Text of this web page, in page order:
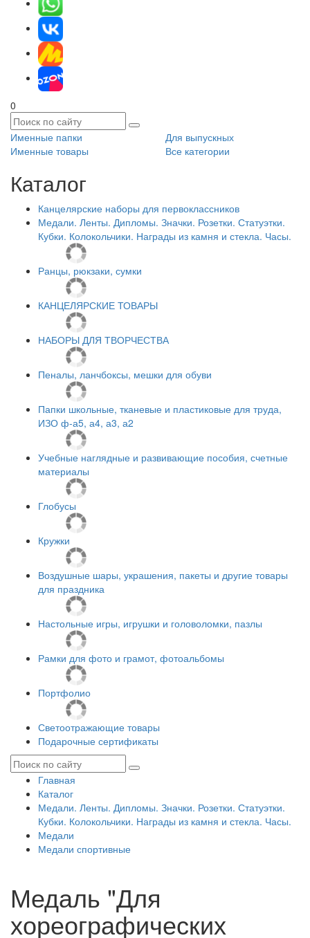
0
Именные папки
Для выпускных
Именные товары
Все категории
Каталог
Канцелярские наборы для первоклассников
Медали. Ленты. Дипломы. Значки. Розетки. Статуэтки.
Кубки. Колокольчики. Награды из камня и стекла. Часы.
Ранцы, рюкзаки, сумки
КАНЦЕЛЯРСКИЕ ТОВАРЫ
НАБОРЫ ДЛЯ ТВОРЧЕСТВА
Пеналы, ланчбоксы, мешки для обуви
Папки школьные, тканевые и пластиковые для труда,
ИЗО ф-а5, а4, а3, а2
Учебные наглядные и развивающие пособия, счетные
материалы
Глобусы
Кружки
Воздушные шары, украшения, пакеты и другие товары
для праздника
Настольные игры, игрушки и головоломки, пазлы
Рамки для фото и грамот, фотоальбомы
Портфолио
Светоотражающие товары
Подарочные сертификаты
Главная
Каталог
Медали. Ленты. Дипломы. Значки. Розетки. Статуэтки.
Кубки. Колокольчики. Награды из камня и стекла. Часы.
Медали
Медали спортивные
Медаль "Для
хореографических